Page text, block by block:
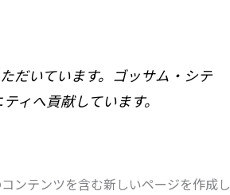
だいています。ゴッサム・シテ
ィへ貢献しています。
ンテンツを含む新しいページを作成し